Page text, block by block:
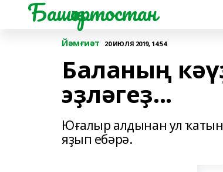
Башҡортостан
Йәмғиәт 20 ИЮЛЯ 2019, 14:54
Баланың
эҙләгеҙ...
Юғалыр алдынан ул
яҙып ебәрә.